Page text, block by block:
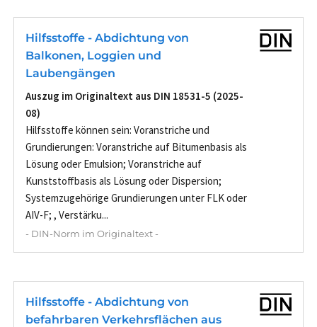
Hilfsstoffe - Abdichtung von
Balkonen, Loggien und
Laubengängen
Auszug im Originaltext aus DIN 18531-5 (2025-
08)
Hilfsstoffe können sein: Voranstriche und
Grundierungen: Voranstriche auf Bitumenbasis als
Lösung oder Emulsion; Voranstriche auf
Kunststoffbasis als Lösung oder Dispersion;
Systemzugehörige Grundierungen unter FLK oder
AIV-F; , Verstärku...
- DIN-Norm im Originaltext -
Hilfsstoffe - Abdichtung von
befahrbaren Verkehrsflächen aus